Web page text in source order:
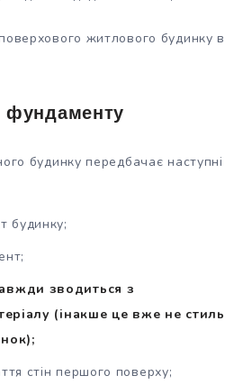
житлового будинку в
будинку передбачає наступні
будинку;
зводиться з
(інакше це вже не стиль
стін першого поверху;